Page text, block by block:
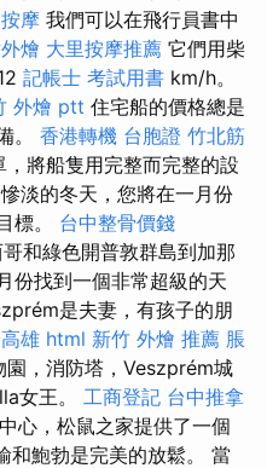
摩 我們可以在飛行員書中
燴 大里按摩推薦 它們用柴
記帳士 考試用書 km/h。
外燴 ptt 住宅船的價格總是
。 香港轉機 台胞證 竹北筋
，將船隻用完整而完整的設
淡的冬天，您將在一月份
標。 台中整骨價錢
和綠色開普敦群島到加那
份找到一個非常超級的天
是夫妻，有孩子的朋
雄 html 新竹 外燴 推薦 脹
，消防塔，Veszprém城
女王。 工商登記 台中推拿
心，松鼠之家提供了一個
和鮑勃是完美的放鬆。 當